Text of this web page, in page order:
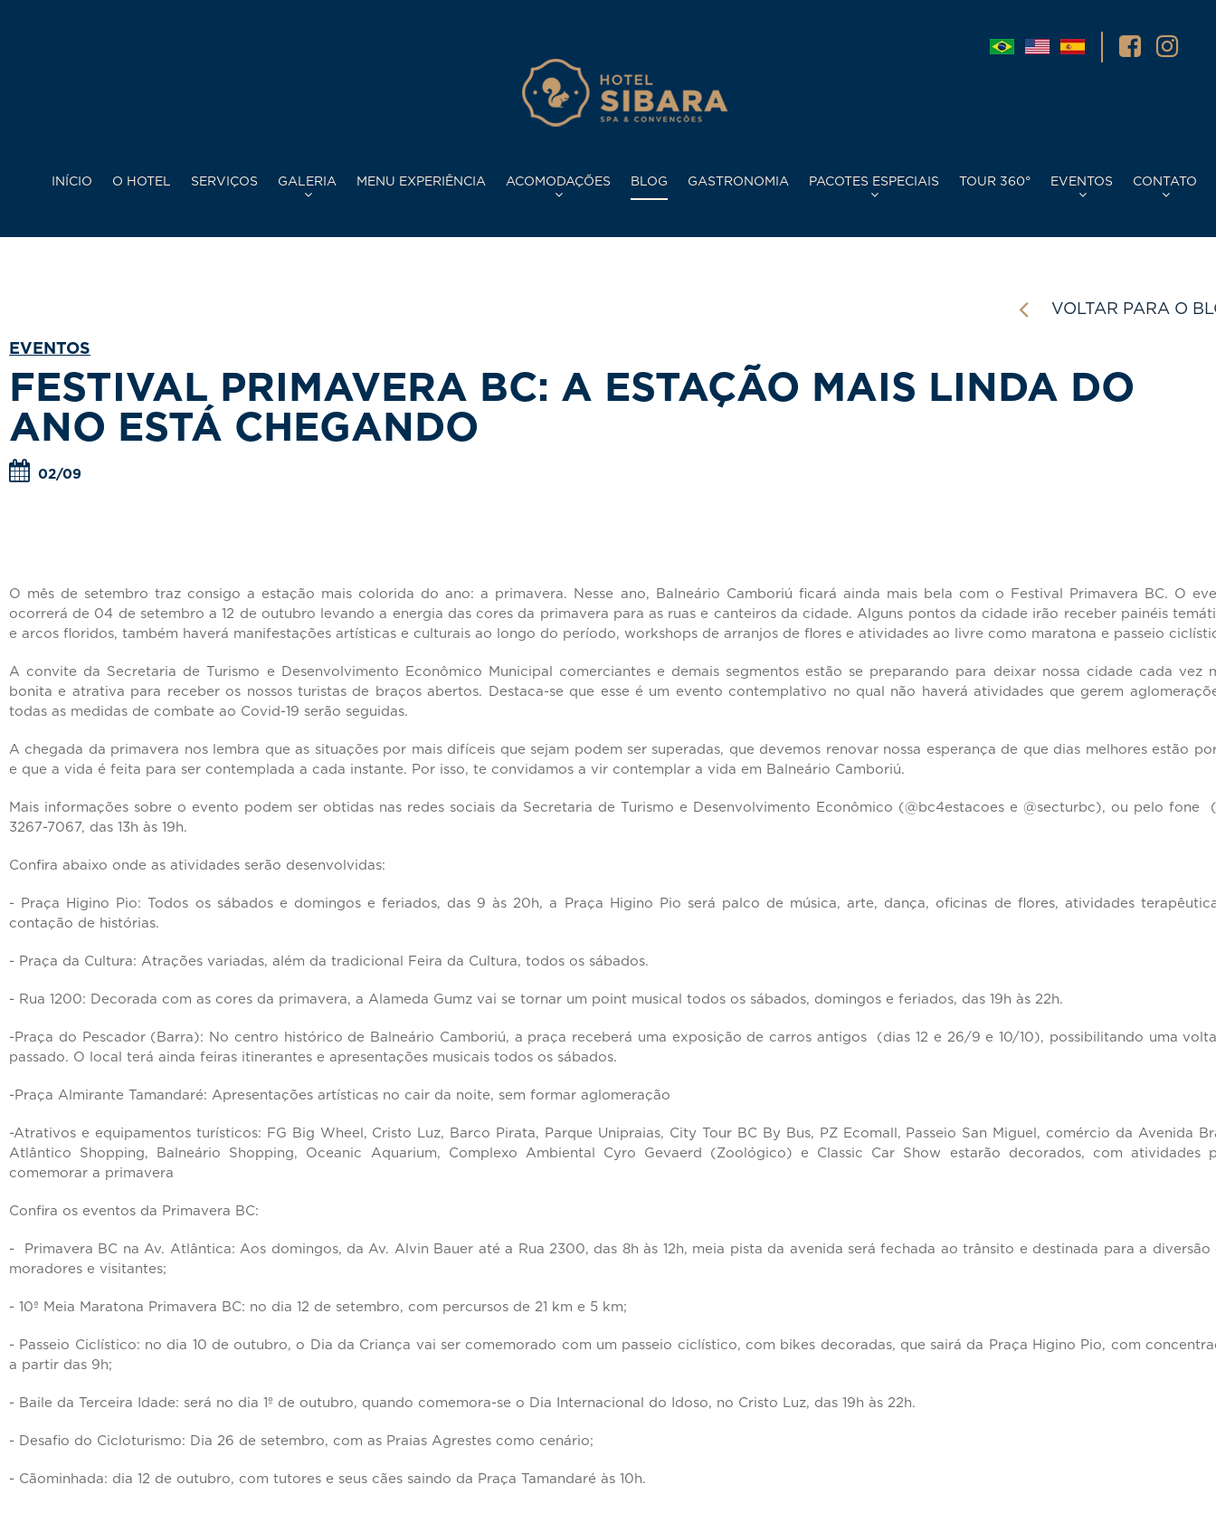
INÍCIO O HOTEL SERVIÇOS GALERIA MENU EXPERIÊNCIA ACOMODAÇÕES BLOG GASTRONOMIA PACOTES ESPECIAIS TOUR 360° EVENTOS CONTATO
VOLTAR PARA O
EVENTOS
FESTIVAL PRIMAVERA BC: A ESTAÇÃO MAIS LINDA DO
ANO ESTÁ CHEGANDO
02/09
O mês de setembro traz consigo a estação mais colorida do ano: a primavera. Nesse ano, Balneário Camboriú ficará ainda mais bela com o Festival Primavera BC. O
ocorrerá de 04 de setembro a 12 de outubro levando a energia das cores da primavera para as ruas e canteiros da cidade. Alguns pontos da cidade irão receber painéis
e arcos floridos, também haverá manifestações artísticas e culturais ao longo do período, workshops de arranjos de flores e atividades ao livre como maratona e passeio
A convite da Secretaria de Turismo e Desenvolvimento Econômico Municipal comerciantes e demais segmentos estão se preparando para deixar nossa cidade cada vez
bonita e atrativa para receber os nossos turistas de braços abertos. Destaca-se que esse é um evento contemplativo no qual não haverá atividades que gerem
todas as medidas de combate ao Covid-19 serão seguidas.
A chegada da primavera nos lembra que as situações por mais difíceis que sejam podem ser superadas, que devemos renovar nossa esperança de que dias melhores estão
e que a vida é feita para ser contemplada a cada instante. Por isso, te convidamos a vir contemplar a vida em Balneário Camboriú.
Mais informações sobre o evento podem ser obtidas nas redes sociais da Secretaria de Turismo e Desenvolvimento Econômico (@bc4estacoes e @secturbc), ou pelo fone
3267-7067, das 13h às 19h.
Confira abaixo onde as atividades serão desenvolvidas:
- Praça Higino Pio: Todos os sábados e domingos e feriados, das 9 às 20h, a Praça Higino Pio será palco de música, arte, dança, oficinas de flores, atividades
contação de histórias.
- Praça da Cultura: Atrações variadas, além da tradicional Feira da Cultura, todos os sábados.
- Rua 1200: Decorada com as cores da primavera, a Alameda Gumz vai se tornar um point musical todos os sábados, domingos e feriados, das 19h às 22h.
-Praça do Pescador (Barra): No centro histórico de Balneário Camboriú, a praça receberá uma exposição de carros antigos (dias 12 e 26/9 e 10/10), possibilitando uma
passado. O local terá ainda feiras itinerantes e apresentações musicais todos os sábados.
-Praça Almirante Tamandaré: Apresentações artísticas no cair da noite, sem formar aglomeração
-Atrativos e equipamentos turísticos: FG Big Wheel, Cristo Luz, Barco Pirata, Parque Unipraias, City Tour BC By Bus, PZ Ecomall, Passeio San Miguel, comércio da Avenida
Atlântico Shopping, Balneário Shopping, Oceanic Aquarium, Complexo Ambiental Cyro Gevaerd (Zoológico) e Classic Car Show estarão decorados, com atividades
comemorar a primavera
Confira os eventos da Primavera BC:
- Primavera BC na Av. Atlântica: Aos domingos, da Av. Alvin Bauer até a Rua 2300, das 8h às 12h, meia pista da avenida será fechada ao trânsito e destinada para a diversão
moradores e visitantes;
- 10ª Meia Maratona Primavera BC: no dia 12 de setembro, com percursos de 21 km e 5 km;
- Passeio Ciclístico: no dia 10 de outubro, o Dia da Criança vai ser comemorado com um passeio ciclístico, com bikes decoradas, que sairá da Praça Higino Pio, com
a partir das 9h;
- Baile da Terceira Idade: será no dia 1º de outubro, quando comemora-se o Dia Internacional do Idoso, no Cristo Luz, das 19h às 22h.
- Desafio do Cicloturismo: Dia 26 de setembro, com as Praias Agrestes como cenário;
- Cãominhada: dia 12 de outubro, com tutores e seus cães saindo da Praça Tamandaré às 10h.